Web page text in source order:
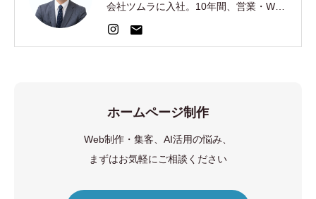
会社ツムラに入社。10年間、営業・Web
集客・AI開発を経験。2024年、EC制
作・集客の株式会社AOを創業。
ホームページ制作
Web制作・集客、AI活用の悩み、
まずはお気軽にご相談ください